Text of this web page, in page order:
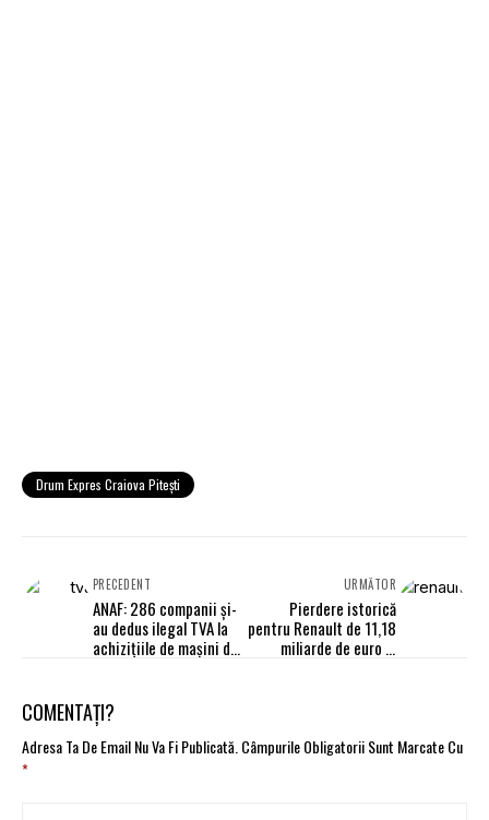
Drum Expres Craiova Piteşti
PRECEDENT
ANAF: 286 companii și-
au dedus ilegal TVA la
achizițiile de mașini de
URMĂTOR
Pierdere istorică
pentru Renault de 11,18
miliarde de euro în
COMENTAȚI?
Adresa Ta De Email Nu Va Fi Publicată.Câmpurile Obligatorii Sunt Marcate Cu
*